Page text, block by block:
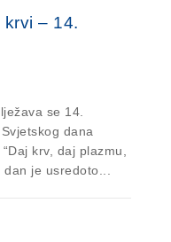
– 14.
se 14.
dana
krv, daj plazmu,
dan je usredoto...